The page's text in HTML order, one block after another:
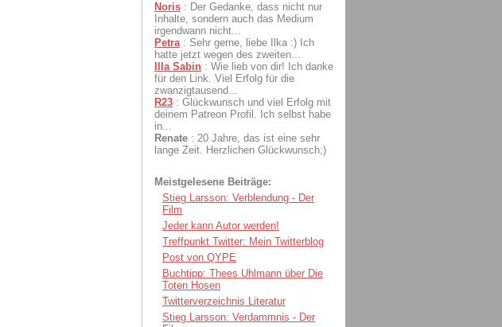
Noris : Der Gedanke, dass nicht nur
Inhalte, sondern auch das Medium
irgendwann nicht...
Petra : Sehr gerne, liebe Ilka :) Ich
hatte jetzt wegen des zweiten...
Illa Sabin : Wie lieb von dir! Ich danke
für den Link. Viel Erfolg für die
zwanzigtausend...
R23 : Glückwunsch und viel Erfolg mit
deinem Patreon Profil. Ich selbst habe
in...
Renate : 20 Jahre, das ist eine sehr
lange Zeit. Herzlichen Glückwunsch;)
Meistgelesene Beiträge:
Stieg Larsson: Verblendung - Der
Film
Jeder kann Autor werden!
Treffpunkt Twitter: Mein Twitterblog
Post von QYPE
Buchtipp: Thees Uhlmann über Die
Toten Hosen
Twitterverzeichnis Literatur
Stieg Larsson: Verdammnis - Der